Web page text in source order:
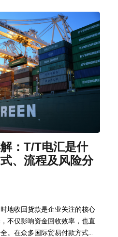
：T/T电汇是什
、流程及风险分
地收回货款是企业关注的核心
不仅影响资金回收效率，也直
。在众多国际贸易付款方式...